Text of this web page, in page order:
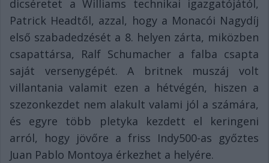
dicséretet a Williams technikai igazgatójától,
Patrick Headtől, azzal, hogy a Monacói Nagydíj
első szabadedzését a 8. helyen zárta, miközben
csapattársa, Ralf Schumacher a falba csapta
saját versenygépét. A britnek muszáj volt
villantania valamit ezen a hétvégén, hiszen a
szezonkezdet nem alakult valami jól a számára,
és egyre több pletyka kezdett el keringeni
arról, hogy jövőre a friss Indy500-as győztes
Juan Pablo Montoya érkezhet a helyére.